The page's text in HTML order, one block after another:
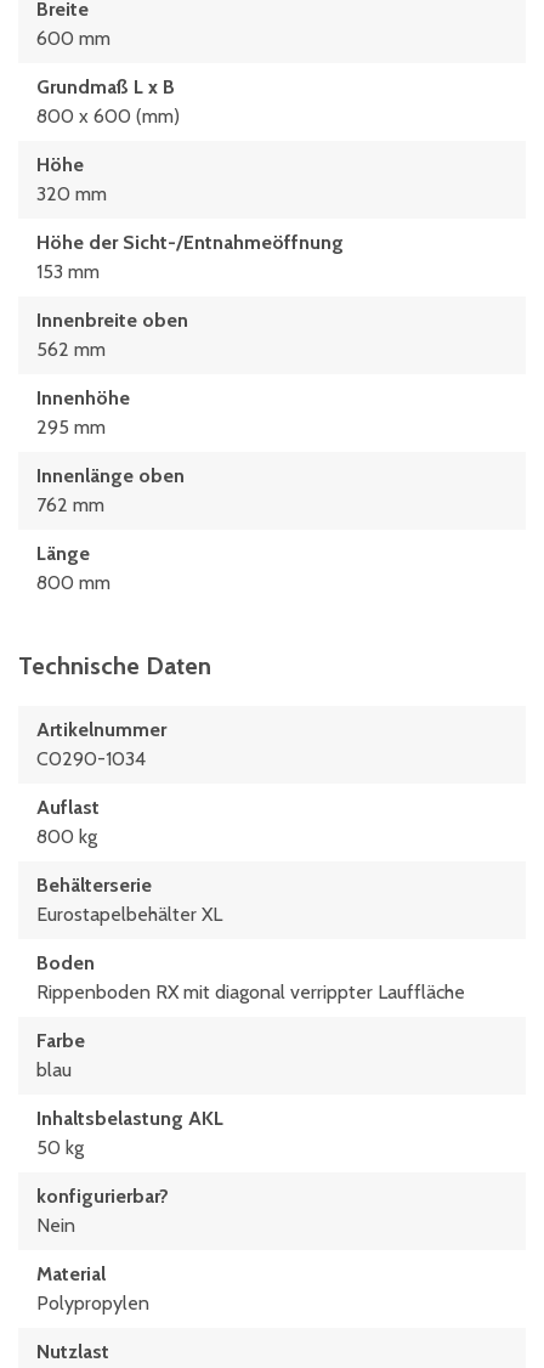
Breite
600 mm
Grundmaß L x B
800 x 600 (mm)
Höhe
320 mm
Höhe der Sicht-/Entnahmeöffnung
153 mm
Innenbreite oben
562 mm
Innenhöhe
295 mm
Innenlänge oben
762 mm
Länge
800 mm
Technische Daten
Artikelnummer
C0290-1034
Auflast
800 kg
Behälterserie
Eurostapelbehälter XL
Boden
Rippenboden RX mit diagonal verrippter Lauffläche
Farbe
blau
Inhaltsbelastung AKL
50 kg
konfigurierbar?
Nein
Material
Polypropylen
Nutzlast